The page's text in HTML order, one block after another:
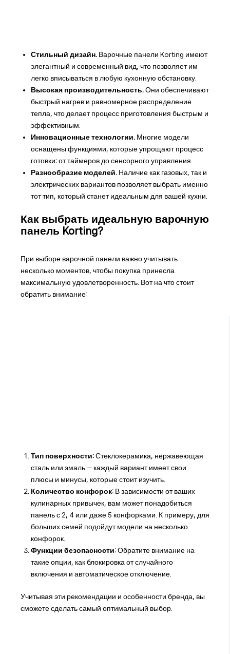
Стильный дизайн.Варочные панели Korting имеют
элегантный и современный вид, что позволяет им
легко вписываться в любую кухонную обстановку.
Высокая производительность.Они обеспечивают
быстрый нагрев и равномерное распределение
тепла, что делает процесс приготовления быстрым и
эффективным.
Инновационные технологии.Многие модели
оснащены функциями, которые упрощают процесс
готовки: от таймеров до сенсорного управления.
Разнообразие моделей.Наличие как газовых, так и
электрических вариантов позволяет выбрать именно
тот тип, который станет идеальным для вашей кухни.
Как выбрать идеальную варочную
панель Korting?
При выборе варочной панели важно учитывать
несколько моментов, чтобы покупка принесла
максимальную удовлетворенность. Вот на что стоит
обратить внимание:
Тип поверхности:Стеклокерамика, нержавеющая
сталь или эмаль — каждый вариант имеет свои
плюсы и минусы, которые стоит изучить.
Количество конфорок:В зависимости от ваших
кулинарных привычек, вам может понадобиться
панель с 2, 4 или даже 5 конфорками. К примеру, для
больших семей подойдут модели на несколько
конфорок.
Функции безопасности:Обратите внимание на
такие опции, как блокировка от случайного
включения и автоматическое отключение.
Учитывая эти рекомендации и особенности бренда, вы
сможете сделать самый оптимальный выбор.